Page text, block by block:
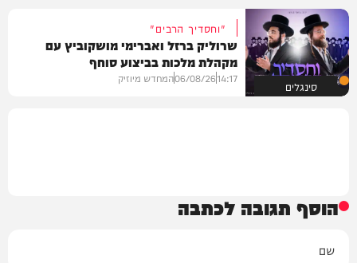
סינגלים
"וחסדיך הרבים"
שרוליק ברזל ואברימי מושקוביץ עם
מקהלת מלכות בביצוע סוחף
14:17
06/08/26המחדש מיוזיק
הוסף תגובה לכתבה